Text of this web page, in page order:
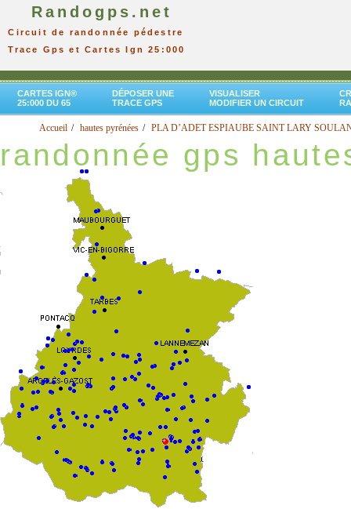
Randogps.net
Circuit de randonnée pédestre
Trace Gps et Cartes Ign 25:000
CARTES IGN®
25:000 DU 65
DÉPOSER UNE
TRACE GPS
VISUALISER
MODIFIER UN CIRCUIT
Accueil hautes pyrénées PLA D’ADET ESPIAUBE SAINT LARY
randonnée gps